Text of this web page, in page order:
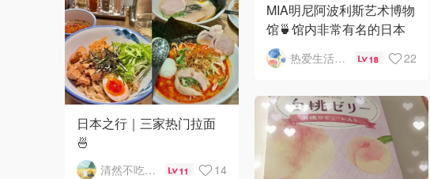
MIA明尼阿波利斯艺术博物
馆🍵馆内非常有名的日本
茶室“有乐庵”（Ura-an）
热爱生活和自由的轻舞飞扬 18 22
日本之行｜三家热门拉面
🍜
清然不吃蘑菇 11 14